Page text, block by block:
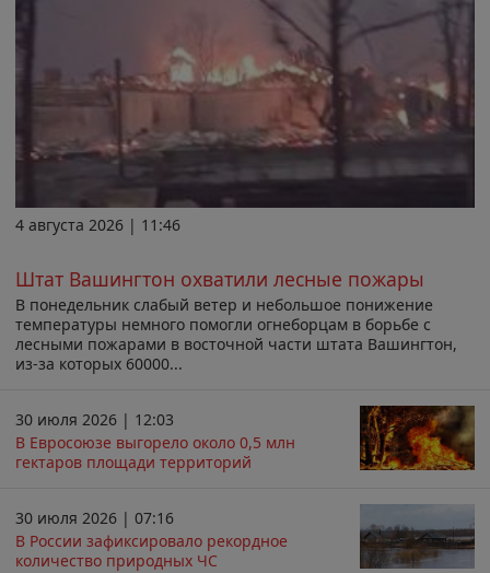
4 августа 2026 | 11:46
Штат Вашингтон охватили лесные пожары
В понедельник слабый ветер и небольшое понижение
температуры немного помогли огнеборцам в борьбе с
лесными пожарами в восточной части штата Вашингтон,
из-за которых 60000...
30 июля 2026 | 12:03
В Евросоюзе выгорело около 0,5 млн
гектаров площади территорий
30 июля 2026 | 07:16
В России зафиксировало рекордное
количество природных ЧС